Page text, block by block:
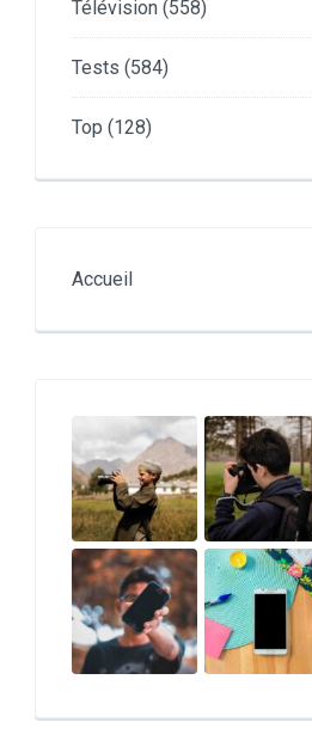
Télévision (558)
Tests (584)
Top (128)
Accueil